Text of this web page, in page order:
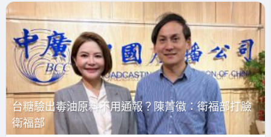
台糖驗出毒油原料不用通報？陳菁徽：衛福部打臉
衛福部